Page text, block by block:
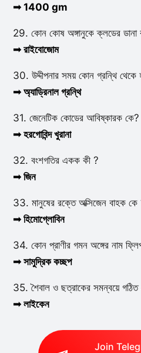
➟ 1400 gm
29. কোন কোষ অঙ্গানুকে ক্লডের ডানা
➟ রাইবোজোম
30. উদ্দীপনার সময় কোন গ্রন্থি থেকে
➟ অ্যাড্রিনাল গ্রন্থি
31. জেনেটিক কোডের আবিষ্কারক কে?
➟ হরগোবিন্দ খুরানা
32. বংশগতির একক কী ?
➟ জিন
33. মানুষের রক্তে অক্সিজেন বাহক কে
➟ হিমোগ্লোবিন
34. কোন প্রাণীর গমন অঙ্গের নাম
➟ সামুদ্রিক কচ্ছপ
35. শৈবাল ও ছত্রাকের সমন্বয়ে গঠিত
➟ লাইকেন
Join